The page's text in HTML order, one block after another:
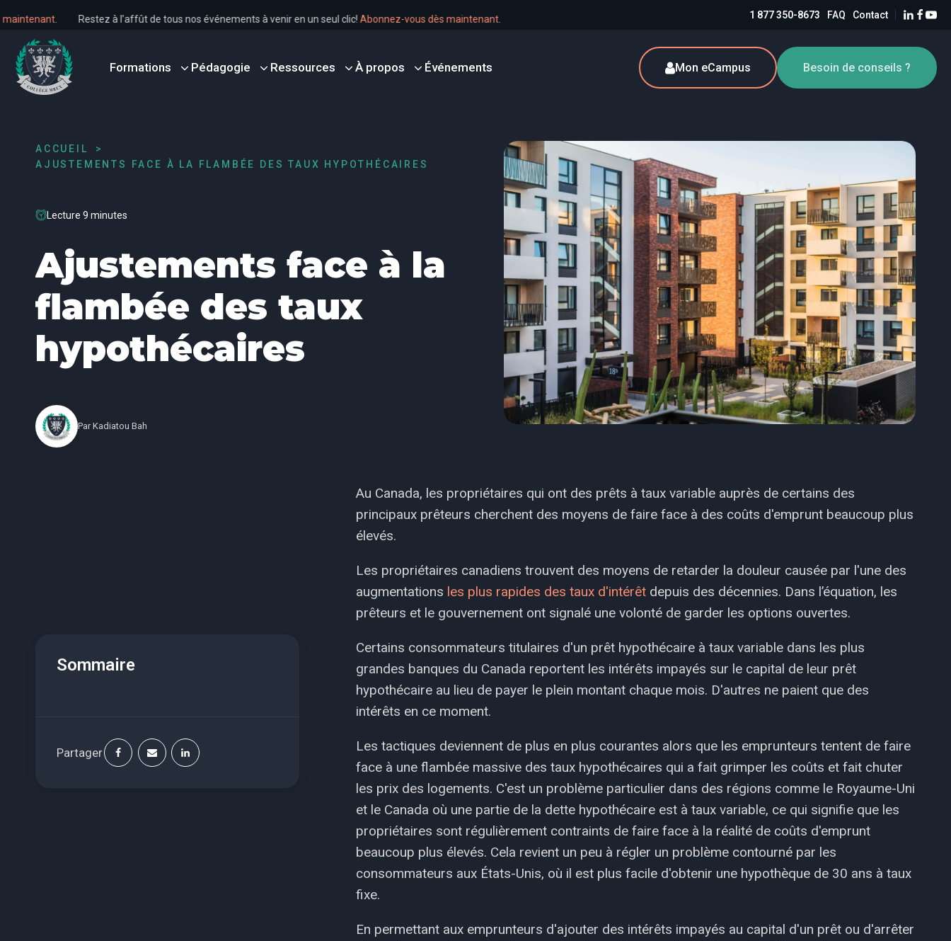
dès maintenant . Restez à l’affût de tous nos événements à venir en un seul clic!Abonnez-vous dès maintenant 1 877 350-8673 FAQ Contact
Formations Pédagogie Ressources À propos Événements Mon eCampus Besoin de conseils ?
ACCUEIL
AJUSTEMENTS FACE À LA FLAMBÉE DES TAUX HYPOTHÉCAIRES
Lecture 9 minutes
Ajustements face à la
flambée des taux
hypothécaires
Par Kadiatou Bah
Sommaire
Partager
Au Canada, les propriétaires qui ont des prêts à taux variable auprès de certains des
principaux prêteurs cherchent des moyens de faire face à des coûts d'emprunt beaucoup plus
élevés.
Les propriétaires canadiens trouvent des moyens de retarder la douleur causée par l'une des
augmentations les plus rapides des taux d'intérêt depuis des décennies. Dans l’équation, les
prêteurs et le gouvernement ont signalé une volonté de garder les options ouvertes.
Certains consommateurs titulaires d'un prêt hypothécaire à taux variable dans les plus
grandes banques du Canada reportent les intérêts impayés sur le capital de leur prêt
hypothécaire au lieu de payer le plein montant chaque mois. D'autres ne paient que des
intérêts en ce moment.
Les tactiques deviennent de plus en plus courantes alors que les emprunteurs tentent de faire
face à une flambée massive des taux hypothécaires qui a fait grimper les coûts et fait chuter
les prix des logements. C'est un problème particulier dans des régions comme le Royaume-Uni
et le Canada où une partie de la dette hypothécaire est à taux variable, ce qui signifie que les
propriétaires sont régulièrement contraints de faire face à la réalité de coûts d'emprunt
beaucoup plus élevés. Cela revient un peu à régler un problème contourné par les
consommateurs aux États-Unis, où il est plus facile d'obtenir une hypothèque de 30 ans à taux
fixe.
En permettant aux emprunteurs d'ajouter des intérêts impayés au capital d'un prêt ou d'arrêter